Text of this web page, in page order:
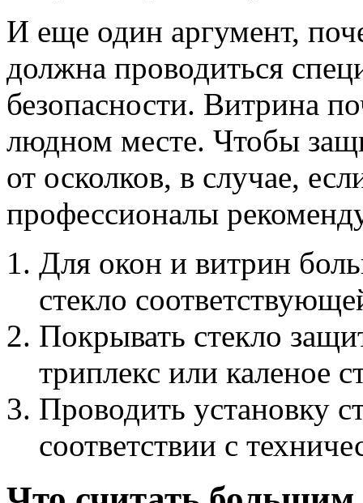
И еще один аргумент,
должна проводиться
безопасности. Витрина
людном месте. Чтобы
от осколков, в случае,
профессионалы
Для окон и витрин
стекло
Покрывать стекло
триплекс или каленое
Проводить установку
соответствии с